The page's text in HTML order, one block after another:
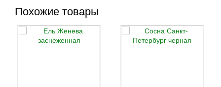
Похожие товары